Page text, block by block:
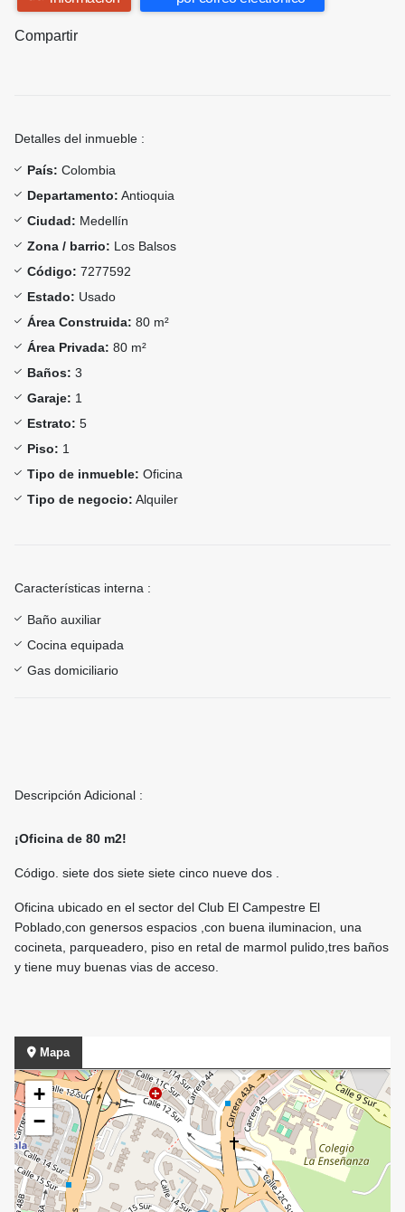
Compartir
Detalles del inmueble :
País: Colombia
Departamento: Antioquia
Ciudad: Medellín
Zona / barrio: Los Balsos
Código: 7277592
Estado: Usado
Área Construida: 80 m²
Área Privada: 80 m²
Baños: 3
Garaje: 1
Estrato: 5
Piso: 1
Tipo de inmueble: Oficina
Tipo de negocio: Alquiler
Características interna :
Baño auxiliar
Cocina equipada
Gas domiciliario
Descripción Adicional :
¡Oficina de 80 m2!
Código. siete dos siete siete cinco nueve dos .
Oficina ubicado en el sector del Club El Campestre El
Poblado,con genersos espacios ,con buena iluminacion, una
cocineta, parqueadero, piso en retal de marmol pulido,tres baños
y tiene muy buenas vias de acceso.
Mapa
+
−